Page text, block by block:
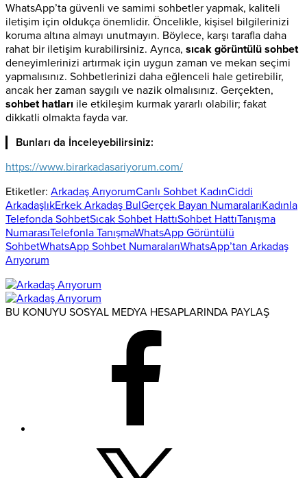
WhatsApp’ta güvenli ve samimi sohbetler yapmak, kaliteli
iletişim için oldukça önemlidir. Öncelikle, kişisel bilgilerinizi
koruma altına almayı unutmayın. Böylece, karşı tarafla daha
rahat bir iletişim kurabilirsiniz. Ayrıca, sıcak görüntülü sohbet
deneyimlerinizi artırmak için uygun zaman ve mekan seçimi
yapmalısınız. Sohbetlerinizi daha eğlenceli hale getirebilir,
ancak her zaman saygılı ve nazik olmalısınız. Gerçekten,
sohbet hatları ile etkileşim kurmak yararlı olabilir; fakat
dikkatli olmakta fayda var.
Bunları da İnceleyebilirsiniz:
https://www.birarkadasariyorum.com/
Etiketler: Arkadaş ArıyorumCanlı Sohbet KadınCiddi
ArkadaşlıkErkek Arkadaş BulGerçek Bayan NumaralarıKadınla
Telefonda SohbetSıcak Sohbet HattıSohbet HattıTanışma
NumarasıTelefonla TanışmaWhatsApp Görüntülü
SohbetWhatsApp Sohbet NumaralarıWhatsApp’tan Arkadaş
Arıyorum
BU KONUYU SOSYAL MEDYA HESAPLARINDA PAYLAŞ